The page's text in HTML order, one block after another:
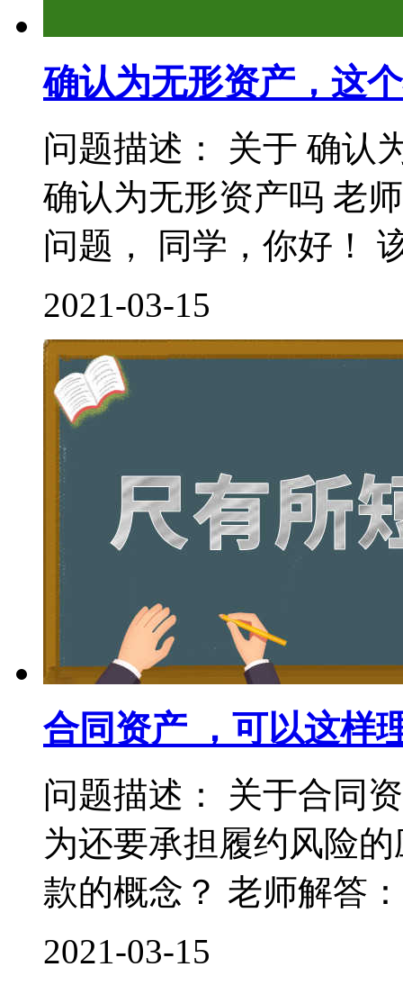
确认为无形资产，这
问题描述： 关于 确认
确认为无形资产吗 老
问题， 同学，你好！
2021-03-15
合同资产 ，可以这样
问题描述： 关于合同
为还要承担履约风险
款的概念？ 老师解答
2021-03-15